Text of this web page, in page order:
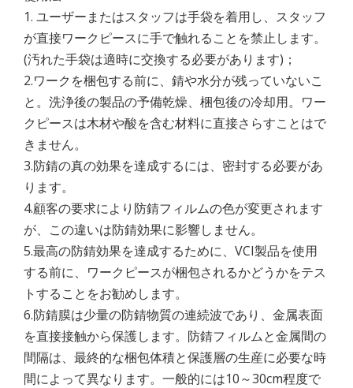
1. ユーザーまたはスタッフは手袋を着用し、スタッフ
が直接ワークピースに手で触れることを禁止します。
(汚れた手袋は適時に交換する必要があります)；
2.ワークを梱包する前に、錆や水分が残っていないこ
と。洗浄後の製品の予備乾燥、梱包後の冷却用。ワー
クピースは木材や酸を含む材料に直接さらすことはで
きません。
3.防錆の真の効果を達成するには、密封する必要があ
ります。
4.顧客の要求により防錆フィルムの色が変更されます
が、この違いは防錆効果に影響しません。
5.最高の防錆効果を達成するために、VCI製品を使用
する前に、ワークピースが梱包されるかどうかをテス
トすることをお勧めします。
6.防錆膜は少量の防錆物質の連続波であり、金属表面
を直接接触から保護します。防錆フィルムと金属間の
間隔は、最終的な梱包体積と保護層の生産に必要な時
間によって異なります。一般的には10～30cm程度で